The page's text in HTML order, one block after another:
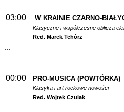
03:00 W KRAINIE CZARNO-
Klasyczne i współczesne oblicza
Red. Marek Tchórz
...
00:00 PRO-MUSICA (POWTÓRKA)
Klasyka i art rockowe nowości
Red. Wojtek Czulak